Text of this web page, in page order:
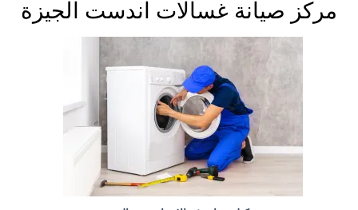
مركز صيانة غسالات اندست الجيزة